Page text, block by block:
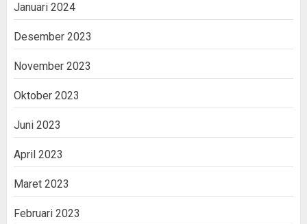
Januari 2024
Desember 2023
November 2023
Oktober 2023
Juni 2023
April 2023
Maret 2023
Februari 2023